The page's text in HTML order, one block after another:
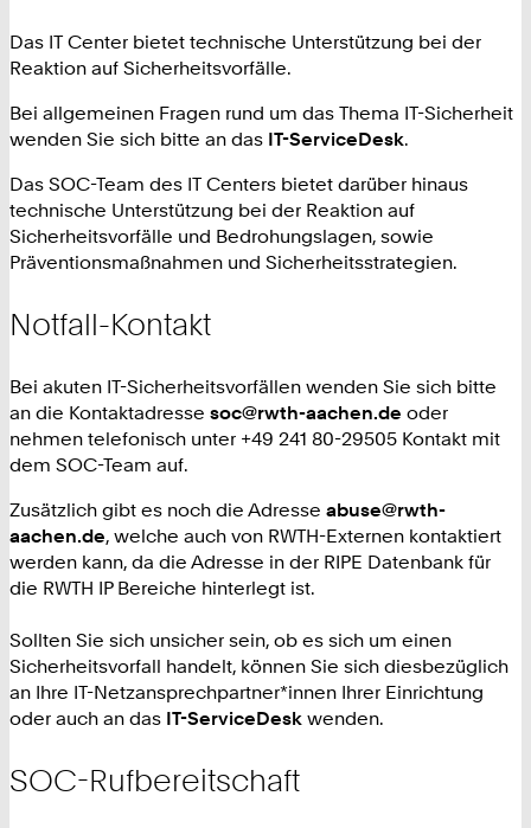
Das IT Center bietet technische Unterstützung bei der
Reaktion auf Sicherheitsvorfälle.
Bei allgemeinen Fragen rund um das Thema IT-Sicherheit
wenden Sie sich bitte an das IT-ServiceDesk.
Das SOC-Team des IT Centers bietet darüber hinaus
technische Unterstützung bei der Reaktion auf
Sicherheitsvorfälle und Bedrohungslagen, sowie
Präventionsmaßnahmen und Sicherheitsstrategien.
Notfall-Kontakt
Bei akuten IT-Sicherheitsvorfällen wenden Sie sich bitte
an die Kontaktadresse soc@rwth-aachen.de oder
nehmen telefonisch unter +49 241 80-29505 Kontakt mit
dem SOC-Team auf.
Zusätzlich gibt es noch die Adresse abuse@rwth-
aachen.de, welche auch von RWTH-Externen kontaktiert
werden kann, da die Adresse in der RIPE Datenbank für
die RWTH IP Bereiche hinterlegt ist.
Sollten Sie sich unsicher sein, ob es sich um einen
Sicherheitsvorfall handelt, können Sie sich diesbezüglich
an Ihre IT-Netzansprechpartner*innen Ihrer Einrichtung
oder auch an das IT-ServiceDesk wenden.
SOC-Rufbereitschaft